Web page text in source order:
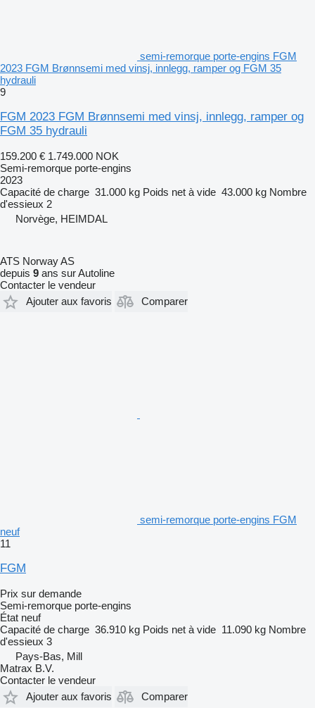
semi-remorque porte-engins FGM
2023 FGM Brønnsemi med vinsj, innlegg, ramper og FGM 35
hydrauli
9
FGM 2023 FGM Brønnsemi med vinsj, innlegg, ramper og
FGM 35 hydrauli
159.200 € 1.749.000 NOK
Semi-remorque porte-engins
2023
Capacité de charge 31.000 kg Poids net à vide 43.000 kg Nombre
d'essieux 2
Norvège, HEIMDAL
ATS Norway AS
depuis 9 ans sur Autoline
Contacter le vendeur
Ajouter aux favoris
Comparer
semi-remorque porte-engins FGM
neuf
11
FGM
Prix sur demande
Semi-remorque porte-engins
État neuf
Capacité de charge 36.910 kg Poids net à vide 11.090 kg Nombre
d'essieux 3
Pays-Bas, Mill
Matrax B.V.
Contacter le vendeur
Ajouter aux favoris
Comparer